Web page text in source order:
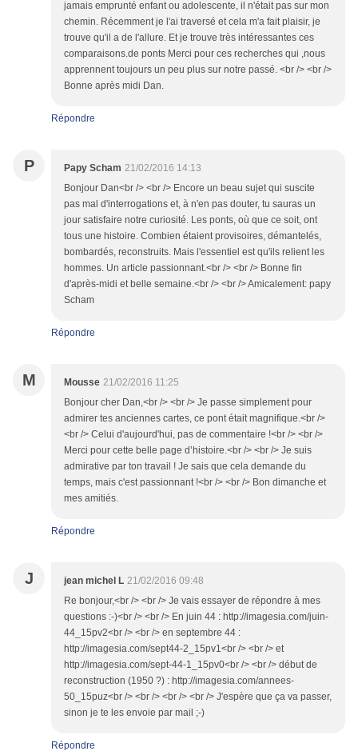
jamais emprunté enfant ou adolescente, il n'était pas sur mon
chemin. Récemment je l'ai traversé et cela m'a fait plaisir, je
trouve qu'il a de l'allure. Et je trouve très intéressantes ces
comparaisons.de ponts Merci pour ces recherches qui ,nous
apprennent toujours un peu plus sur notre passé. <br /> <br />
Bonne après midi Dan.
Répondre
P Papy Scham 21/02/2016 14:13
Bonjour Dan<br /> <br /> Encore un beau sujet qui suscite
pas mal d'interrogations et, à n'en pas douter, tu sauras un
jour satisfaire notre curiosité. Les ponts, où que ce soit, ont
tous une histoire. Combien étaient provisoires, démantelés,
bombardés, reconstruits. Mais l'essentiel est qu'ils relient les
hommes. Un article passionnant.<br /> <br /> Bonne fin
d'après-midi et belle semaine.<br /> <br /> Amicalement: papy
Scham
Répondre
M Mousse 21/02/2016 11:25
Bonjour cher Dan,<br /> <br /> Je passe simplement pour
admirer tes anciennes cartes, ce pont était magnifique.<br />
<br /> Celui d'aujourd'hui, pas de commentaire !<br /> <br />
Merci pour cette belle page d’histoire.<br /> <br /> Je suis
admirative par ton travail ! Je sais que cela demande du
temps, mais c'est passionnant !<br /> <br /> Bon dimanche et
mes amitiés.
Répondre
J jean michel L 21/02/2016 09:48
Re bonjour,<br /> <br /> Je vais essayer de répondre à mes
questions :-)<br /> <br /> En juin 44 : http://imagesia.com/juin-
44_15pv2<br /> <br /> en septembre 44 :
http://imagesia.com/sept44-2_15pv1<br /> <br /> et
http://imagesia.com/sept-44-1_15pv0<br /> <br /> début de
reconstruction (1950 ?) : http://imagesia.com/annees-
50_15puz<br /> <br /> <br /> <br /> J'espère que ça va passer,
sinon je te les envoie par mail ;-)
Répondre